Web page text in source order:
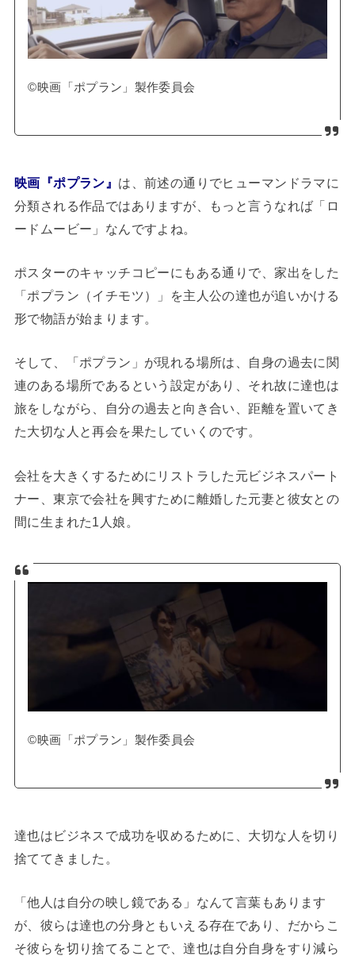
©映画「ポプラン」製作委員会
映画『ポプラン』 は、前述の通りでヒューマンドラマに
分類される作品ではありますが、もっと言うなれば「ロ
ードムービー」なんですよね。
ポスターのキャッチコピーにもある通りで、家出をした
「ポプラン（イチモツ）」を主人公の達也が追いかける
形で物語が始まります。
そして、「ポプラン」が現れる場所は、自身の過去に関
連のある場所であるという設定があり、それ故に達也は
旅をしながら、自分の過去と向き合い、距離を置いてき
た大切な人と再会を果たしていくのです。
会社を大きくするためにリストラした元ビジネスパート
ナー、東京で会社を興すために離婚した元妻と彼女との
間に生まれた1人娘。
©映画「ポプラン」製作委員会
達也はビジネスで成功を収めるために、大切な人を切り
捨ててきました。
「他人は自分の映し鏡である」なんて言葉もあります
が、彼らは達也の分身ともいえる存在であり、だからこ
そ彼らを切り捨てることで、達也は自分自身をすり減ら